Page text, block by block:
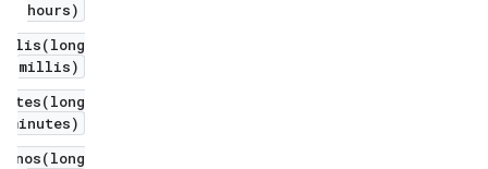
hours)
millis)
minutes)